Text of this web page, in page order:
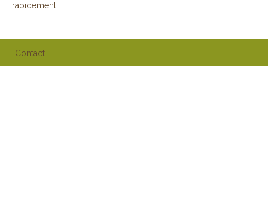
rapidement
Contact